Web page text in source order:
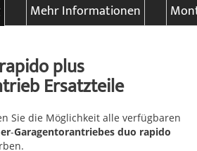
Mehr Informationen
plus
Ersatzteile
Sie die Möglichkeit alle verfügbaren
-Garagentorantriebes duo rapido